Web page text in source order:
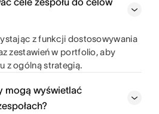
z funkcji dostosowywania
zestawień w portfolio, aby
z ogólną strategią.
mogą wyświetlać